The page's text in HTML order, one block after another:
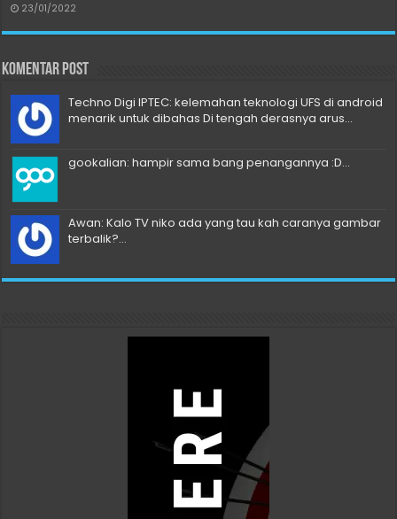
23/01/2022
Komentar Post
Techno Digi IPTEC: kelemahan teknologi UFS di android
menarik untuk dibahas Di tengah derasnya arus...
gookalian: hampir sama bang penangannya :D...
Awan: Kalo TV niko ada yang tau kah caranya gambar
terbalik?...